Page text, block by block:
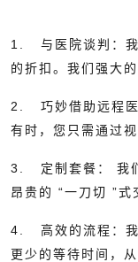
1. 与医院谈判：
的折扣。我们强大
2. 巧妙借助远程医
有时，您只需通过
3. 定制套餐：
我
昂贵的 “一刀切 ”式
4. 高效的流程：
更少的等待时间，